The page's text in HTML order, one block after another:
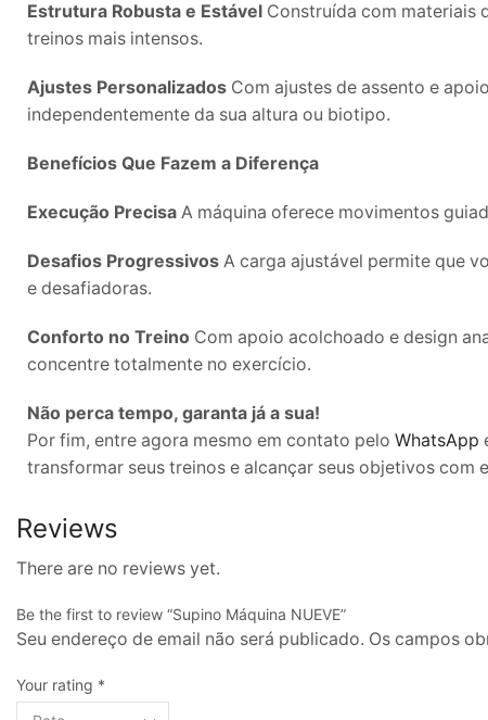
Estrutura Robusta e Estável Construída com materiais
treinos mais intensos.
Ajustes Personalizados Com ajustes de assento e
independentemente da sua altura ou biotipo.
Benefícios Que Fazem a Diferença
Execução Precisa A máquina oferece movimentos
Desafios Progressivos A carga ajustável permite que
e desafiadoras.
Conforto no Treino Com apoio acolchoado e design
concentre totalmente no exercício.
Não perca tempo, garanta já a sua!
Por fim, entre agora mesmo em contato pelo WhatsApp
transformar seus treinos e alcançar seus objetivos com
Reviews
There are no reviews yet.
Be the first to review “Supino Máquina NUEVE”
Seu endereço de email não será publicado. Os campos
Your rating *